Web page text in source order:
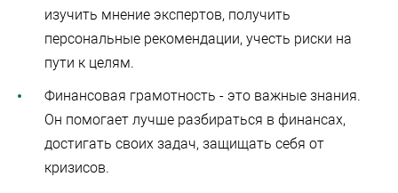
изучить мнение экспертов, получить
персональные рекомендации, учесть риски на
пути к целям.
Финансовая грамотность - это важные знания.
Он помогает лучше разбираться в финансах,
достигать своих задач, защищать себя от
кризисов.